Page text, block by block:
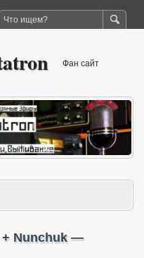
Фан сайт
+ Nunchuk —